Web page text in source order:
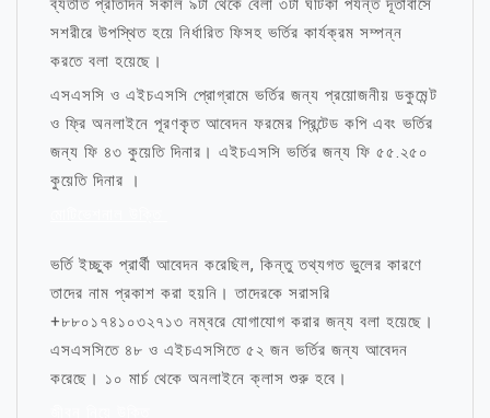
ব্যতীত প্রতিদিন সকাল ৯টা থেকে বেলা ৩টা ঘটিকা পর্যন্ত দূতাবাসে
সশরীরে উপস্থিত হয়ে নির্ধারিত ফিসহ ভর্তির কার্যক্রম সম্পন্ন
করতে বলা হয়েছে।
এসএসসি ও এইচএসসি প্রোগ্রামে ভর্তির জন্য প্রয়োজনীয় ডকুমেন্ট
ও ফ্রি অনলাইনে পূরণকৃত আবেদন ফরমের প্রিন্টেড কপি এবং ভর্তির
জন্য ফি ৪৩ কুয়েতি দিনার। এইচএসসি ভর্তির জন্য ফি ৫৫.২৫০
কুয়েতি দিনার ।
ভর্তি ইচ্ছুক প্রার্থী আবেদন করেছিল, কিন্তু তথ্যগত ভুলের কারণে
তাদের নাম প্রকাশ করা হয়নি। তাদেরকে সরাসরি
+৮৮০১৭৪১০৩২৭১৩ নম্বরে যোগাযোগ করার জন্য বলা হয়েছে।
এসএসসিতে ৪৮ ও এইচএসসিতে ৫২ জন ভর্তির জন্য আবেদন
করেছে। ১০ মার্চ থেকে অনলাইনে ক্লাস শুরু হবে।